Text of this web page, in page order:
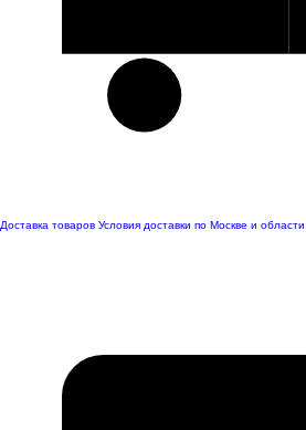
Доставка товаров Условия доставки по Москве и области